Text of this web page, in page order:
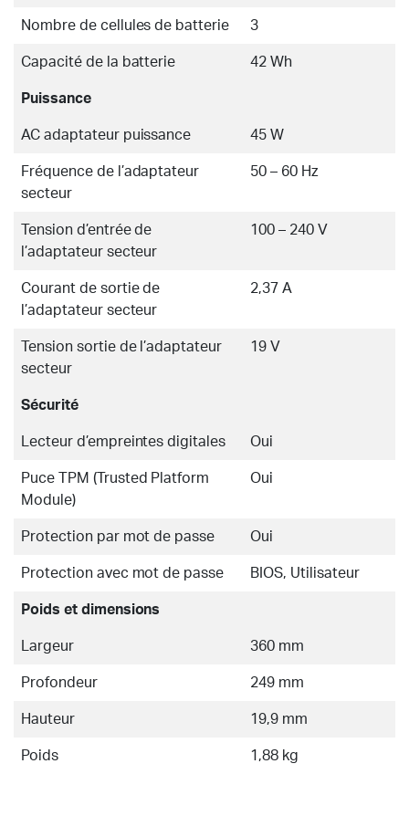
Nombre de cellules de batterie 3
Capacité de la batterie 42 Wh
Puissance
AC adaptateur puissance 45 W
Fréquence de l’adaptateur
secteur
50 – 60 Hz
Tension d’entrée de
l’adaptateur secteur
100 – 240 V
Courant de sortie de
l’adaptateur secteur
2,37 A
Tension sortie de l’adaptateur
secteur
19 V
Sécurité
Lecteur d’empreintes digitales Oui
Puce TPM (Trusted Platform
Module)
Oui
Protection par mot de passe Oui
Protection avec mot de passe BIOS, Utilisateur
Poids et dimensions
Largeur 360 mm
Profondeur 249 mm
Hauteur 19,9 mm
Poids 1,88 kg